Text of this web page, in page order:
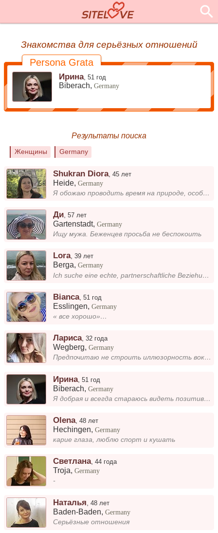
Знакомства для серьёзных отношений
Persona Grata
Ирина,51 год
Biberach,Germany
Результаты поиска
Женщины Germany
Shukran Diora,45 лет
Heide,Germany
Я обожаю проводить время на природе, особенно когда можно устроить прогулку под звуки птиц и шелест листьев. Музыка для...
Ди ,57 лет
Gartenstadt,Germany
Ищу мужа. Беженцев просьба не беспокоить
Lora,39 лет
Berga,Germany
Ich suche eine echte, partnerschaftliche Beziehung, in der wir uns gegenseitig unterstützen und wachsen können. Mich int...
Bianca,51 год
Esslingen,Germany
« все хорошо»…
Лариса,32 года
Wegberg,Germany
Предпочитаю не строить иллюзорность вокруг взаимоотношений, а быть открытой, прямолинейной и чувственной. Пойду за мужчи...
Ирина,51 год
Biberach,Germany
Я добрая и всегда стараюсь видеть позитив в каждом дне. Люблю шутки, мороженое и поддерживать близких. Веселый настрой —...
Olena,48 лет
Hechingen,Germany
карие глаза, люблю спорт и кушать
Светлана,44 года
Troja,Germany
-
Наталья ,48 лет
Baden-Baden,Germany
Серьёзные отношения